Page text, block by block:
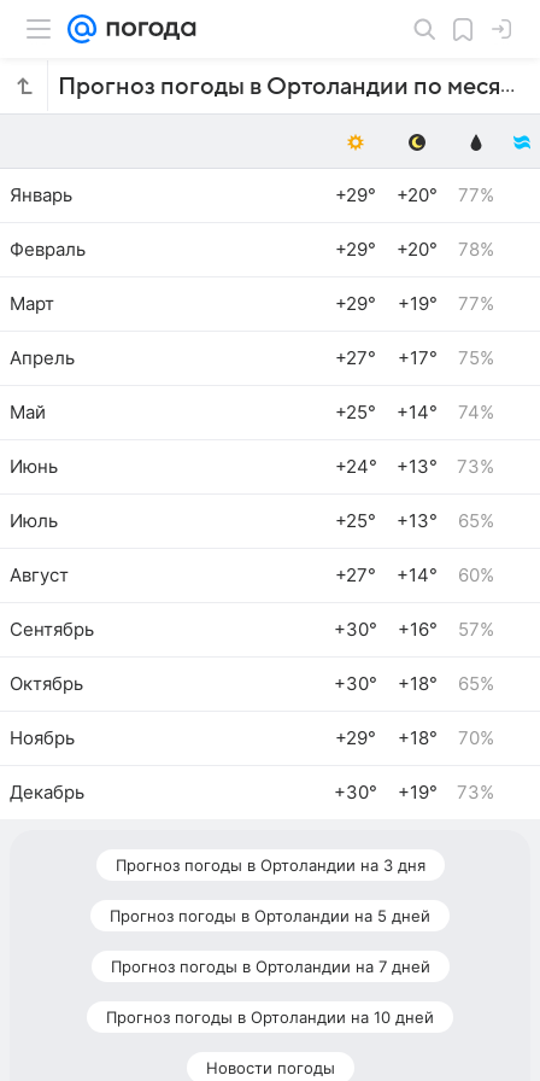
Прогноз погоды в Ортоландии по месяцам
Январь +29° +20° 77%
Февраль +29° +20° 78%
Март +29° +19° 77%
Апрель +27° +17° 75%
Май +25° +14° 74%
Июнь +24° +13° 73%
Июль +25° +13° 65%
Август +27° +14° 60%
Сентябрь +30° +16° 57%
Октябрь +30° +18° 65%
Ноябрь +29° +18° 70%
Декабрь +30° +19° 73%
Прогноз погоды в Ортоландии на 3 дня
Прогноз погоды в Ортоландии на 5 дней
Прогноз погоды в Ортоландии на 7 дней
Прогноз погоды в Ортоландии на 10 дней
Новости погоды